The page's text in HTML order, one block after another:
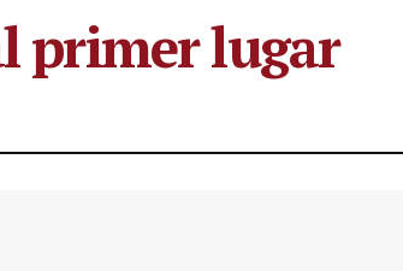
primer lugar